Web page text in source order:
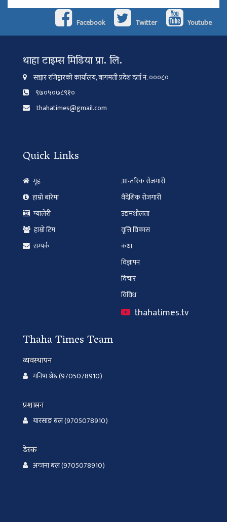
Facebook Twitter Youtube
थाहा टाइम्स मिडिया प्रा. लि.
सञ्चार रजिष्ट्रारको कार्यालय, बागमती प्रदेश दर्ता नं. ०००८०
९७०५०७८९१०
thahatimes@gmail.com
Quick Links
गृह
हाम्रो बारेमा
ग्यालेरी
हाम्रो टिम
सम्पर्क
आन्तरिक रोजगारी
वैदेशिक रोजगारी
उद्यमशीलता
वृत्ति विकास
कथा
विज्ञापन
विचार
विविध
thahatimes.tv
Thaha Times Team
व्यवस्थापन
मनिषा श्रेष्ठ (9705078910)
प्रशासन
यारसाङ बल (9705078910)
डेस्क
अन्जना बल (9705078910)